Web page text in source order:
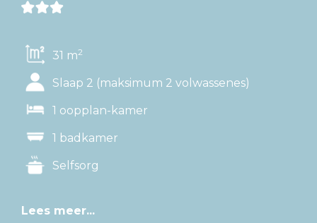
31 m2
Slaap 2 (maksimum 2 volwassenes)
1 oopplan-kamer
1 badkamer
Selfsorg
Lees meer...